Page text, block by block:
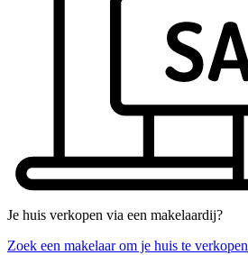
Je huis verkopen via een makelaardij?
Zoek een makelaar om je huis te verkopen